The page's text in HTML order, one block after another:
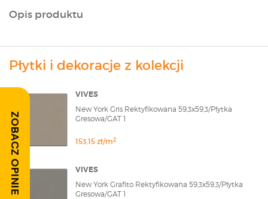
Opis produktu
Płytki i dekoracje z kolekcji
VIVES
New York Gris Rektyfikowana 59,3x59,3/Płytka
Gresowa/GAT 1
153,15 zł/m2
VIVES
New York Grafito Rektyfikowana 59,3x59,3/Płytka
Gresowa/GAT 1
ZOBACZ OPINIE